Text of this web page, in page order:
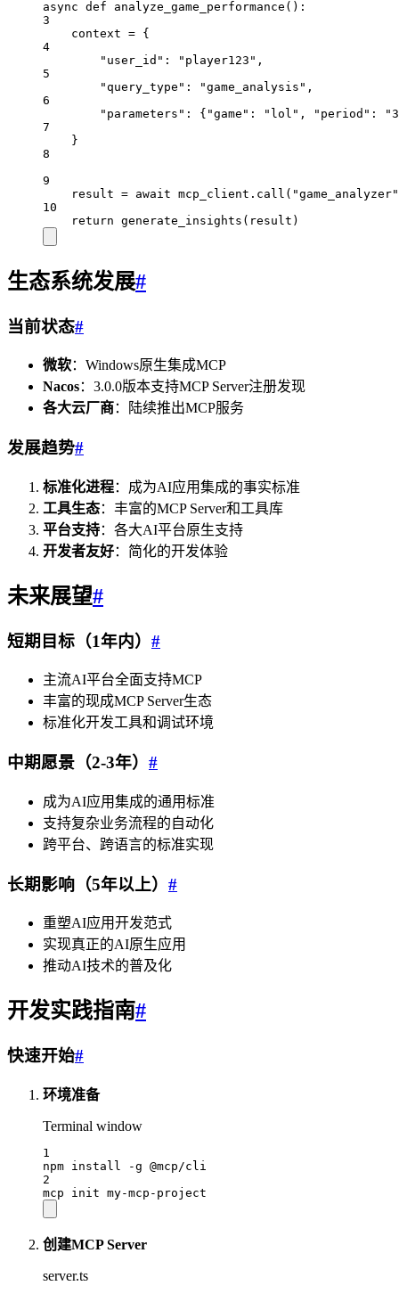
async def analyze_game_performance ():
3
context = {
4
"user_id" : "player123" ,
5
"query_type" : "game_analysis" ,
6
"parameters" : { "game" : "lol" , "period" :
7
}
8
9
result = await mcp_client.call( "game_analyzer"
10
return generate_insights(result)
生态系统发展#
当前状态#
微软：Windows原生集成MCP
Nacos：3.0.0版本支持MCP Server注册发现
各大云厂商 ：陆续推出MCP服务
发展趋势#
标准化进程：成为AI应用集成的事实标准
工具生态：丰富的MCP Server和工具库
平台支持：各大AI平台原生支持
开发者友好：简化的开发体验
未来展望#
短期目标（1年内） #
主流AI平台全面支持MCP
丰富的现成MCP Server生态
标准化开发工具和调试环境
中期愿景（2-3年） #
成为AI应用集成的通用标准
支持复杂业务流程的自动化
跨平台、跨语言的标准实现
长期影响（5年以上） #
重塑AI应用开发范式
实现真正的AI原生应用
推动AI技术的普及化
开发实践指南#
快速开始#
环境准备
Terminal window
1
npm install -g @mcp/cli
2
mcp
init my-mcp-project
创建MCP Server
server.ts